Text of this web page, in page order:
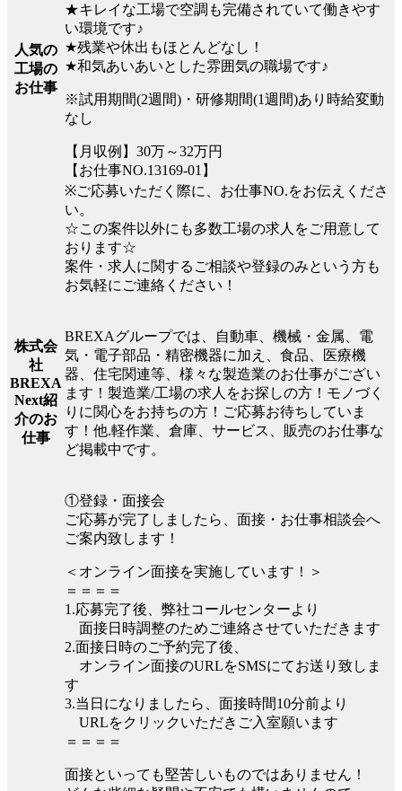
人気の
工場の
お仕事
★キレイな工場で空調も完備されていて働きやす
い環境です♪
★残業や休出もほとんどなし！
★和気あいあいとした雰囲気の職場です♪
※試用期間(2週間)・研修期間(1週間)あり時給変動
なし
【月収例】30万～32万円
【お仕事NO.13169-01】
※ご応募いただく際に、お仕事NO.をお伝えくださ
い。
☆この案件以外にも多数工場の求人をご用意して
おります☆
案件・求人に関するご相談や登録のみという方も
お気軽にご連絡ください！
株式会
社
BREXA
Next紹
介のお
仕事
BREXAグループでは、自動車、機械・金属、電
気・電子部品・精密機器に加え、食品、医療機
器、住宅関連等、様々な製造業のお仕事がござい
ます！製造業/工場の求人をお探しの方！モノづく
りに関心をお持ちの方！ご応募お待ちしていま
す！他.軽作業、倉庫、サービス、販売のお仕事な
ど掲載中です。
①登録・面接会
ご応募が完了しましたら、面接・お仕事相談会へ
ご案内致します！
＜オンライン面接を実施しています！＞
＝＝＝＝
1.応募完了後、弊社コールセンターより
面接日時調整のためご連絡させていただきます
2.面接日時のご予約完了後、
オンライン面接のURLをSMSにてお送り致しま
す
3.当日になりましたら、面接時間10分前より
URLをクリックいただきご入室願います
＝＝＝＝
面接といっても堅苦しいものではありません！